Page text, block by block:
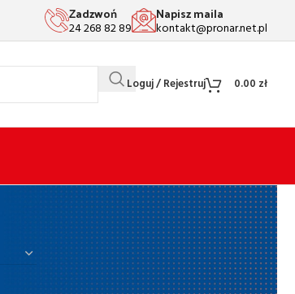
Zadzwoń
24 268 82 89
Napisz maila
kontakt@pronar.net.pl
Loguj / Rejestruj 0.00 zł